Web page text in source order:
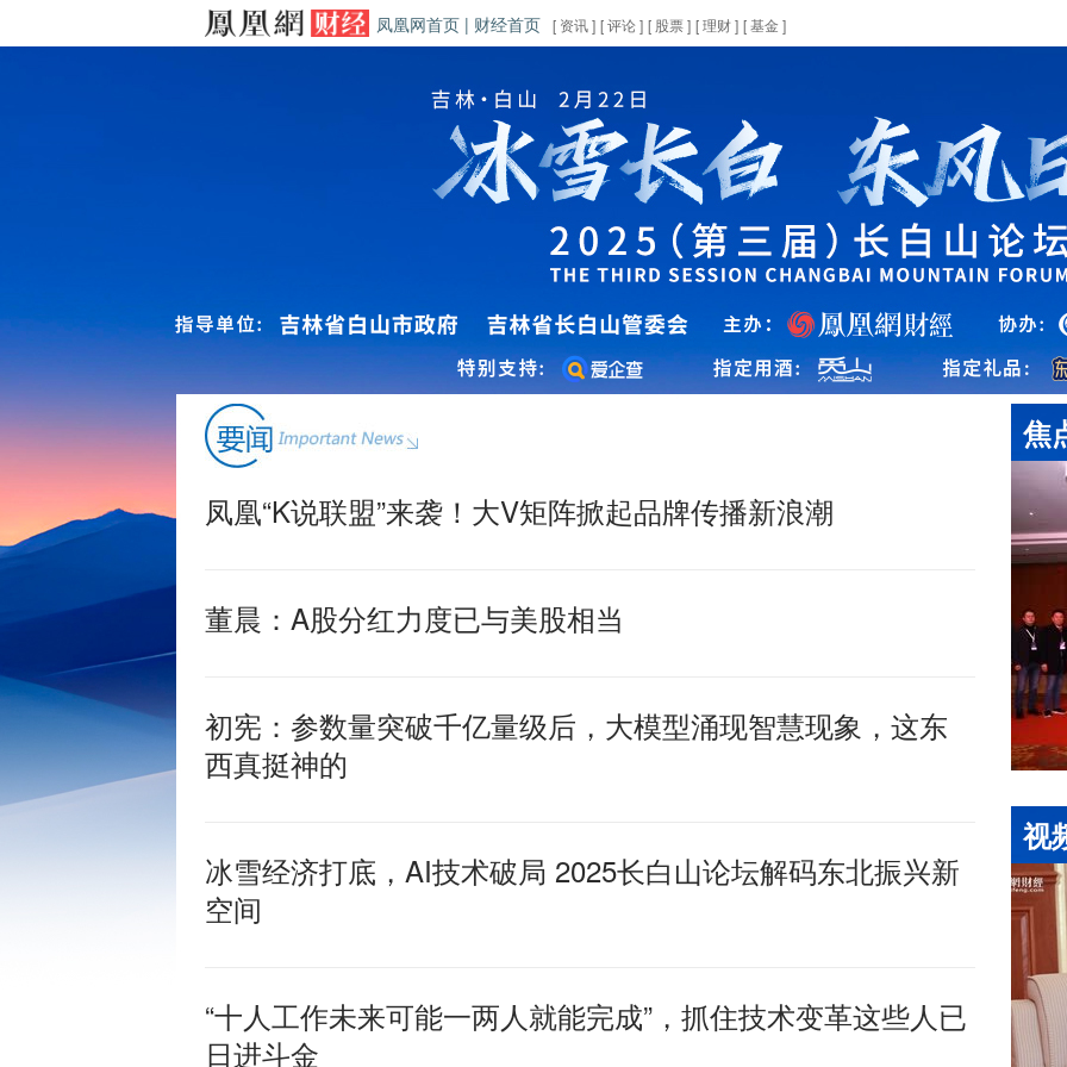
凤凰网首页 | 财经首页 [ 资讯] [评论] [ 股票] [理财] [基金 ]
凤凰“K说联盟”来袭！大V矩阵掀起品牌传播新浪潮
董晨：A股分红力度已与美股相当
初宪：参数量突破千亿量级后，大模型涌现智慧现象，这东
西真挺神的
冰雪经济打底，AI技术破局 2025长白山论坛解码东北振兴新
空间
“十人工作未来可能一两人就能完成”，抓住技术变革这些人已
日进斗金
焦
视